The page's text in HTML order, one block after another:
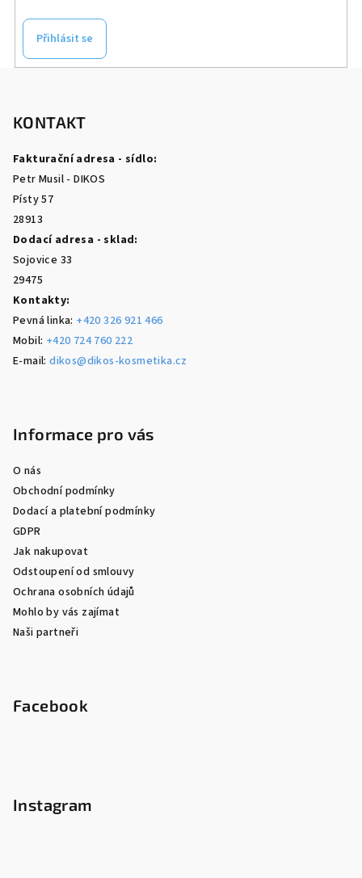
Přihlásit se
KONTAKT
Fakturační adresa - sídlo:
Petr Musil - DIKOS
Písty 57
28913
Dodací adresa - sklad:
Sojovice 33
29475
Kontakty:
Pevná linka: +420 326 921 466
Mobil: +420 724 760 222
E-mail:dikos@dikos-kosmetika.cz
Informace pro vás
O nás
Obchodní podmínky
Dodací a platební podmínky
GDPR
Jak nakupovat
Odstoupení od smlouvy
Ochrana osobních údajů
Mohlo by vás zajímat
Naši partneři
Facebook
Instagram